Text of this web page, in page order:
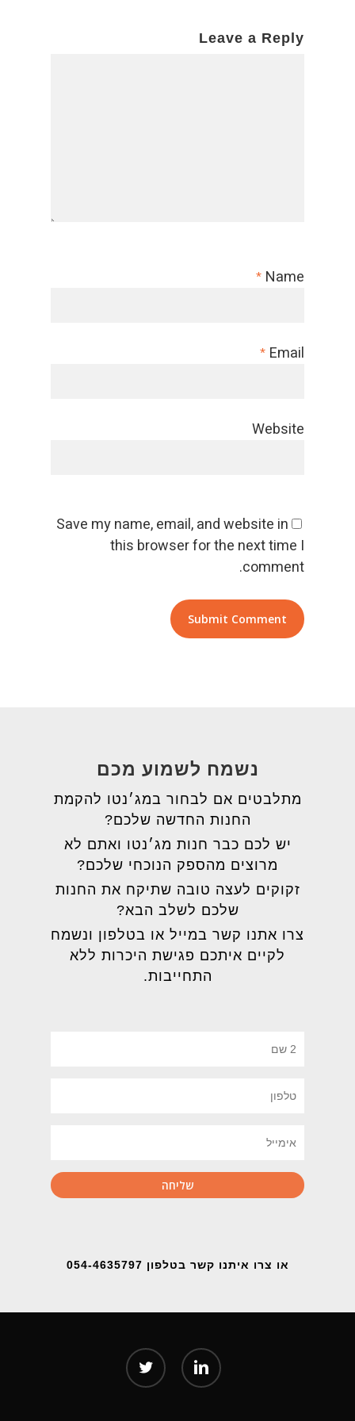
Leave a Reply
Name
*
Email
*
Website
Save my name, email, and website in
this browser for the next time I
comment.
נשמח לשמוע מכם
מתלבטים אם לבחור במג׳נטו להקמת
החנות החדשה שלכם?
יש לכם כבר חנות מג׳נטו ואתם לא
מרוצים מהספק הנוכחי שלכם?
זקוקים לעצה טובה שתיקח את החנות
שלכם לשלב הבא?
צרו אתנו קשר במייל או בטלפון ונשמח
לקיים איתכם פגישת היכרות ללא
התחייבות.
או צרו איתנו קשר בטלפון 054-4635797
twitter linkedin